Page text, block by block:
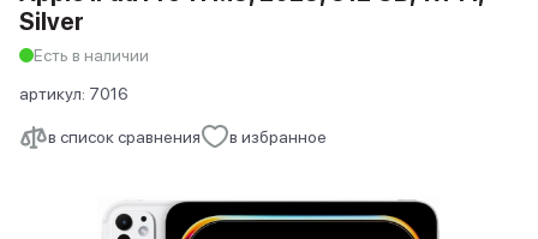
Iphone 14 pro max
айфон 14
в список сравнения в избранное
Silver
Есть в наличии
артикул: 7016